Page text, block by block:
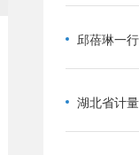
邱蓓琳一
湖北省计